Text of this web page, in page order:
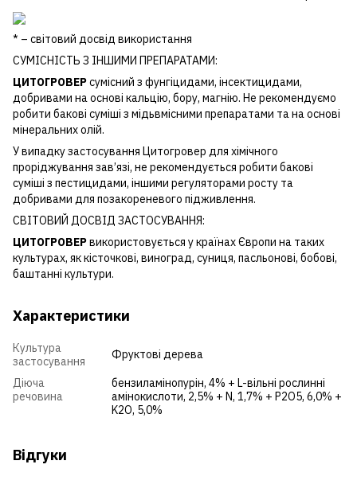
* – світовий досвід використання
СУМІСНІСТЬ З ІНШИМИ ПРЕПАРАТАМИ:
ЦИТОГРОВЕРсумісний з фунгіцидами, інсектицидами,
добривами на основі кальцію, бору, магнію. Не рекомендуємо
робити бакові суміші з мідьвмісними препаратами та на основі
мінеральних олій.
У випадку застосування Цитогровер для хімічного
проріджування зав’язі, не рекомендується робити бакові
суміші з пестицидами, іншими регуляторами росту та
добривами для позакореневого підживлення.
СВІТОВИЙ ДОСВІД ЗАСТОСУВАННЯ:
ЦИТОГРОВЕРвикористовується у країнах Європи на таких
культурах, як кісточкові, виноград, суниця, пасльонові, бобові,
баштанні культури.
Характеристики
Культура
застосування
Фруктові дерева
Діюча
речовина
бензиламінопурін, 4% + L-вільні рослинні
амінокислоти, 2,5% + N, 1,7% + P2O5, 6,0% +
K2O, 5,0%
Відгуки